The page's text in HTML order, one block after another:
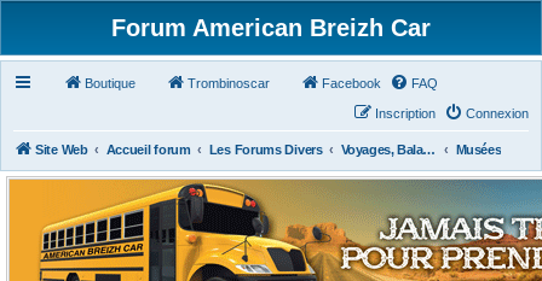
Forum American Breizh Car
Boutique Trombinoscar Facebook FAQ
Connexion
Inscription
Site Web Accueil forum Les Forums Divers Voyages, Balades, Expos, Salons, Concerts, Festivals Musées